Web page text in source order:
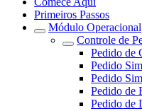
Primeiros Passos
Módulo Operacional
Controle de
Pedido de
Pedido
Pedido
Pedido de
Pedido de